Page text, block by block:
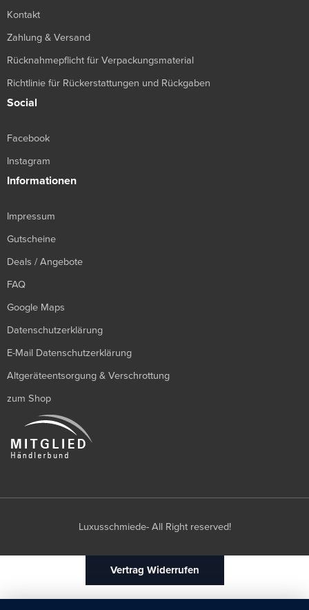
Kontakt
Zahlung & Versand
Rücknahmepflicht für Verpackungsmaterial
Richtlinie für Rückerstattungen und Rückgaben
Social
Facebook
Instagram
Informationen
Impressum
Gutscheine
Deals / Angebote
FAQ
Google Maps
Datenschutzerklärung
E-Mail Datenschutzerklärung
Altgeräteentsorgung & Verschrottung
zum Shop
Luxusschmiede- All Right reserved!
Vertrag Widerrufen